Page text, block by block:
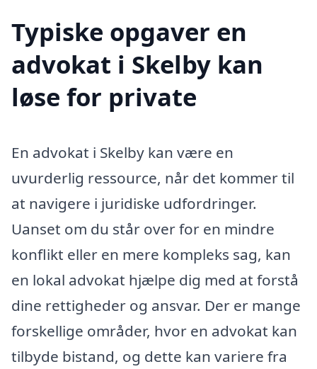
Typiske opgaver en
advokat i Skelby kan
løse for private
En advokat i Skelby kan være en
uvurderlig ressource, når det kommer til
at navigere i juridiske udfordringer.
Uanset om du står over for en mindre
konflikt eller en mere kompleks sag, kan
en lokal advokat hjælpe dig med at forstå
dine rettigheder og ansvar. Der er mange
forskellige områder, hvor en advokat kan
tilbyde bistand, og dette kan variere fra